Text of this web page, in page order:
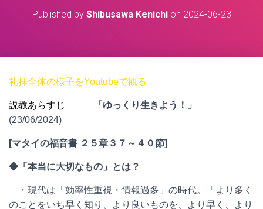
Published by Shibusawa Kenichion 2024-06-23
礼拝全体の様子をYoutubeで観る
説教あらすじ
「ゆっくり生きよう！」
(23/06/2024)
[マタイの福音書 ２５章３７～４０節]
◆「本当に大切なもの」とは？
・現代は「効率性重視・情報過多」の時代。「より多く
のことをいち早く知り、より良いものを、より早く、より